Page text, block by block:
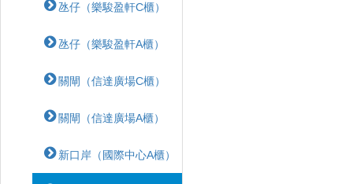
氹仔（樂駿盈軒C櫃）
氹仔（樂駿盈軒A櫃）
關閘（信達廣場C櫃）
關閘（信達廣場A櫃）
新口岸（國際中心A櫃）